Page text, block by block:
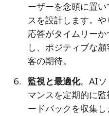
ーザーを念頭に置
スを設計します。や
応答がタイムリー
し、ポジティブな
客の期待。
監視と最適化。AIソ
マンスを定期的に
ードバックを収集